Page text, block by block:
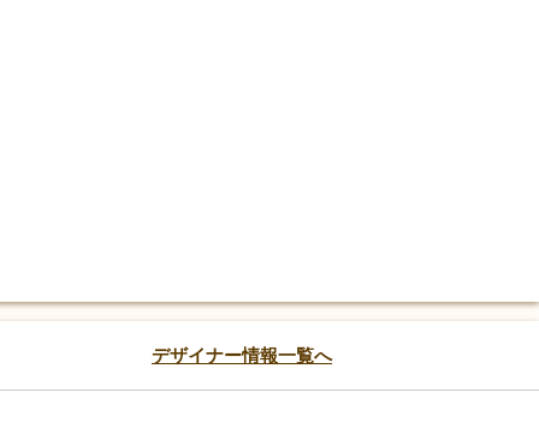
デザイナー情報一覧へ